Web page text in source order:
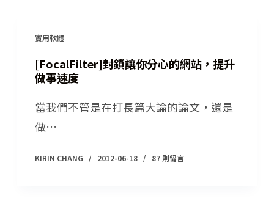
實用軟體
[FocalFilter]封鎖讓你分心的網站，提升
做事速度
當我們不管是在打長篇大論的論文，還是
做…
KIRIN CHANG 2012-06-18 87 則留言